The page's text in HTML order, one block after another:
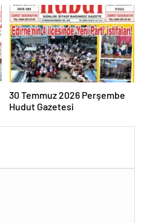
30 Temmuz 2026 Perşembe
Hudut Gazetesi